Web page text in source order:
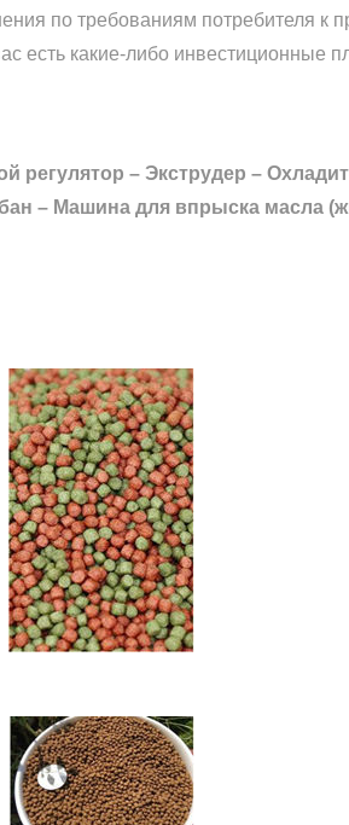
по требованиям потребителя к
есть какие-либо инвестиционные
– Экструдер –
– Машина для впрыска масла